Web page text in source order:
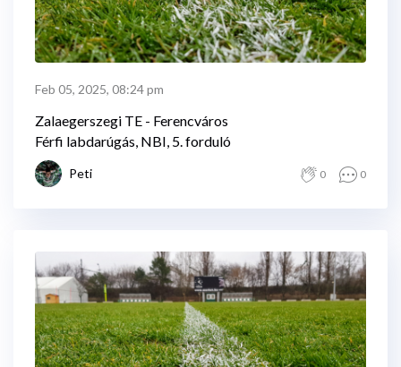
Feb 05, 2025, 08:24 pm
Zalaegerszegi TE - Ferencváros
Férfi labdarúgás, NBI, 5. forduló
Peti 0 0